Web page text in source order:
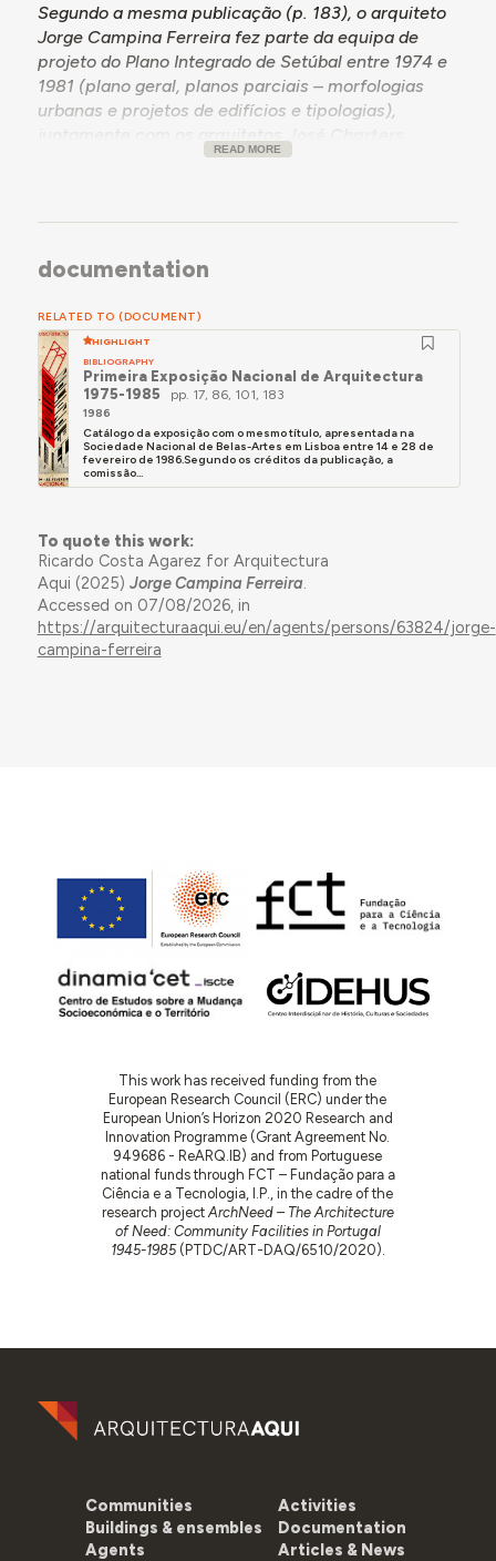
Segundo a mesma publicação (p. 183), o arquiteto
Jorge Campina Ferreira fez parte da equipa de
projeto do Plano Integrado de Setúbal entre 1974 e
1981 (plano geral, planos parciais – morfologias
urbanas e projetos de edifícios e tipologias),
José Manuel Cruz Henriques
Gomes, Maria da Luz Magalhães, Joaquim Alves
Pereira e Alexandre Santos, a geógrafa Isabel
O catálogo inclui ainda obras do arquiteto em Leiria
e Lisboa (pp. 86, 101).
READ MORE
documentation
RELATED TO (DOCUMENT)
HIGHLIGHT
BIBLIOGRAPHY
Primeira Exposição Nacional de Arquitectura
1975-1985
pp. 17, 86, 101, 183
1986
Catálogo da exposição com o mesmo título, apresentada na
Sociedade Nacional de Belas-Artes em Lisboa entre 14 e 28 de
fevereiro de 1986.Segundo os créditos da publicação, a
comissão...
To quote this work:
Ricardo Costa Agarez for Arquitectura
Aqui (2025) Jorge Campina Ferreira.
Accessed on 07/08/2026, in
https://arquitecturaaqui.eu/en/agents/persons/63824/jorge-
campina-ferreira
This work has received funding from the
European Research Council (ERC) under the
European Union’s Horizon 2020 Research and
Innovation Programme (Grant Agreement No.
949686 - ReARQ.IB) and from Portuguese
national funds through FCT – Fundação para a
Ciência e a Tecnologia, I.P., in the cadre of the
research projectArchNeed – The Architecture
of Need: Community Facilities in Portugal
1945-1985(PTDC/ART-DAQ/6510/2020).
Communities
Buildings & ensembles
Agents
Activities
Documentation
Articles & News